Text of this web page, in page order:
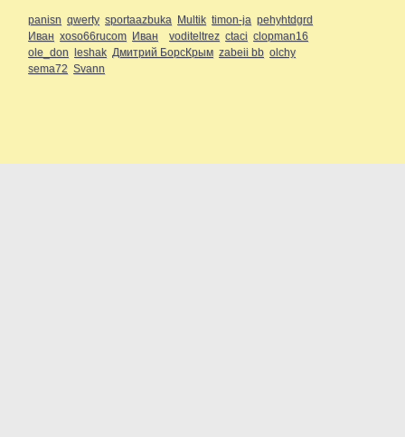
panisn qwerty sportaazbuka Multik timon-ja pehyhtdgrd
Иван xoso66rucom Иван voditeltrez ctaci clopman16
ole_don leshak Дмитрий БорсКрым zabeii bb olchy
sema72 Svann